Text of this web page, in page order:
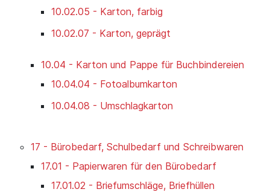
10.02.05 - Karton, farbig
10.02.07 - Karton, geprägt
10.04 - Karton und Pappe für Buchbindereien
10.04.04 - Fotoalbumkarton
10.04.08 - Umschlagkarton
17 - Bürobedarf, Schulbedarf und Schreibwaren
17.01 - Papierwaren für den Bürobedarf
17.01.02 - Briefumschläge, Briefhüllen